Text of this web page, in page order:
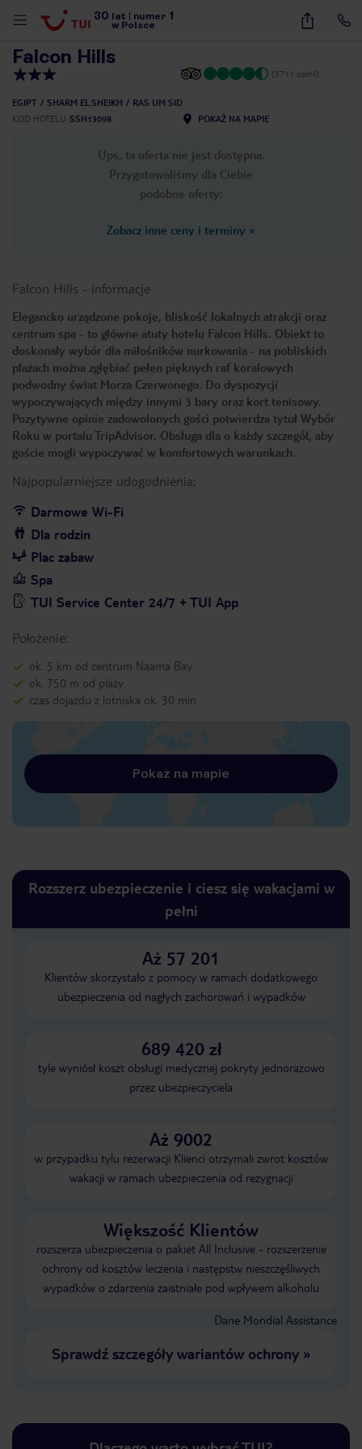
30 lat numer 1
w Polsce
39
Falcon Hills
(3711 opinii)
EGIPT SHARM EL SHEIKH
RAS UM SID
KOD HOTELU SSH13098 POKAŻ NA MAPIE
Ups, ta oferta nie jest dostępna.
Przygotowaliśmy dla Ciebie
podobne oferty:
Zobacz inne ceny i terminy »
Falcon Hills - informacje
Elegancko urządzone pokoje, bliskość lokalnych atrakcji oraz
centrum spa - to główne atuty hotelu Falcon Hills. Obiekt to
doskonały wybór dla miłośników nurkowania - na pobliskich
plażach można zgłębiać pełen pięknych raf koralowych
podwodny świat Morza Czerwonego. Do dyspozycji
wypoczywających między innymi 3 bary oraz kort tenisowy.
Pozytywne opinie zadowolonych gości potwierdza tytuł Wybór
Roku w portalu TripAdvisor. Obsługa dla o każdy szczegół, aby
goście mogli wypoczywać w komfortowych warunkach.
Najpopularniejsze udogodnienia:
Darmowe Wi-Fi
Dla rodzin
Plac zabaw
Spa
TUI Service Center 24/7 + TUI App
Położenie:
ok. 5 km od centrum Naama Bay
ok. 750 m od plaży
czas dojazdu z lotniska ok. 30 min
Pokaż na mapie
Rozszerz ubezpieczenie i ciesz się wakacjami w
pełni
Aż 57 201
Klientów skorzystało z pomocy w ramach dodatkowego
ubezpieczenia od nagłych zachorowań i wypadków
689 420 zł
tyle wyniósł koszt obsługi medycznej pokryty jednorazowo
przez ubezpieczyciela
Aż 9002
w przypadku tylu rezerwacji Klienci otrzymali zwrot kosztów
wakacji w ramach ubezpieczenia od rezygnacji
Większość Klientów
rozszerza ubezpieczenia o pakiet All Inclusive - rozszerzenie
ochrony od kosztów leczenia i następstw nieszczęśliwych
wypadków o zdarzenia zaistniałe pod wpływem alkoholu
Dane Mondial Assistance
Sprawdź szczegóły wariantów ochrony»